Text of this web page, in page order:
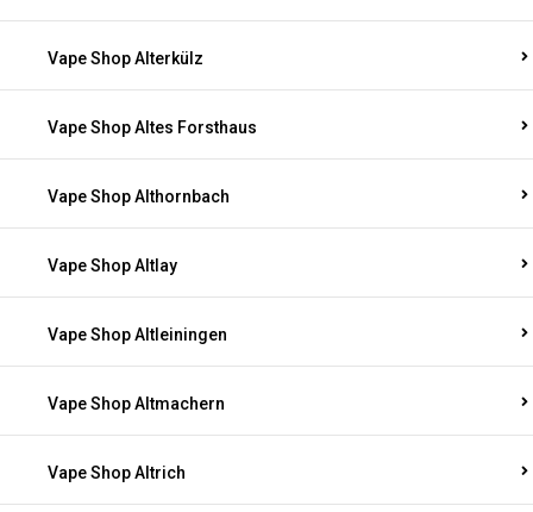
Vape Shop Alterkülz
Vape Shop Altes Forsthaus
Vape Shop Althornbach
Vape Shop Altlay
Vape Shop Altleiningen
Vape Shop Altmachern
Vape Shop Altrich